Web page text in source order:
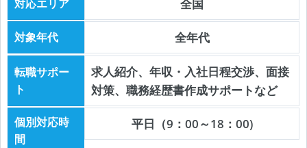
対応エリア 全国
対象年代 全年代
転職サポー
ト
求人紹介、年収・入社日程交渉、面接
対策、職務経歴書作成サポートなど
個別対応時
間
平日（9：00～18：00)